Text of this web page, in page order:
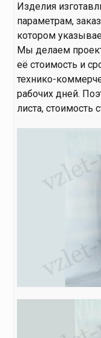
Изделия
параметрам,
котором
Мы делаем
её стоимость и
технико-
рабочих дней.
листа, стоимость